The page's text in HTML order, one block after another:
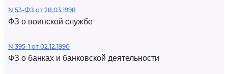
N 53-ФЗ от 28.03.1998
ФЗ о воинской службе
N 395-1 от 02.12.1990
ФЗ о банках и банковской деятельности